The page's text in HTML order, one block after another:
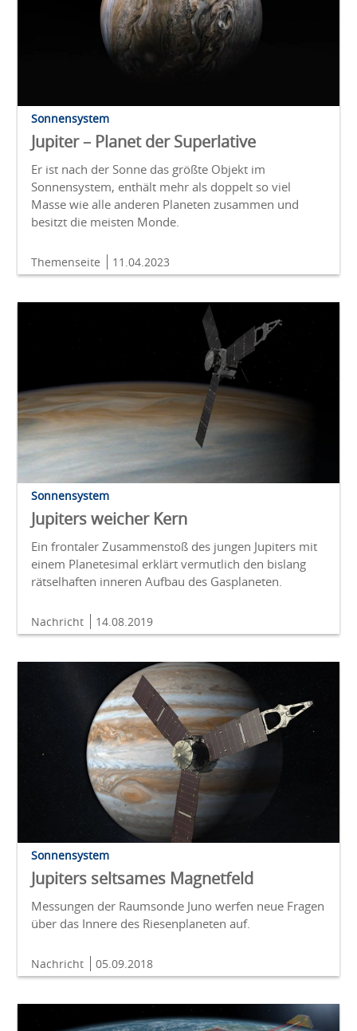
Sonnensystem
Jupiter – Planet der Superlative
Er ist nach der Sonne das größte Objekt im
Sonnensystem, enthält mehr als doppelt so viel
Masse wie alle anderen Planeten zusammen und
besitzt die meisten Monde.
Themenseite 11.04.2023
Sonnensystem
Jupiters weicher Kern
Ein frontaler Zusammenstoß des jungen Jupiters mit
einem Planetesimal erklärt vermutlich den bislang
rätselhaften inneren Aufbau des Gasplaneten.
Nachricht 14.08.2019
Sonnensystem
Jupiters seltsames Magnetfeld
Messungen der Raumsonde Juno werfen neue Fragen
über das Innere des Riesenplaneten auf.
Nachricht 05.09.2018